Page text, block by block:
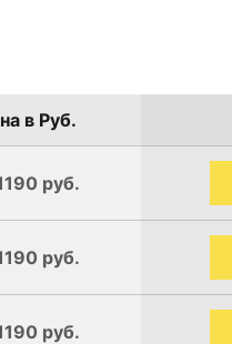
в Руб.
руб.
руб.
руб.